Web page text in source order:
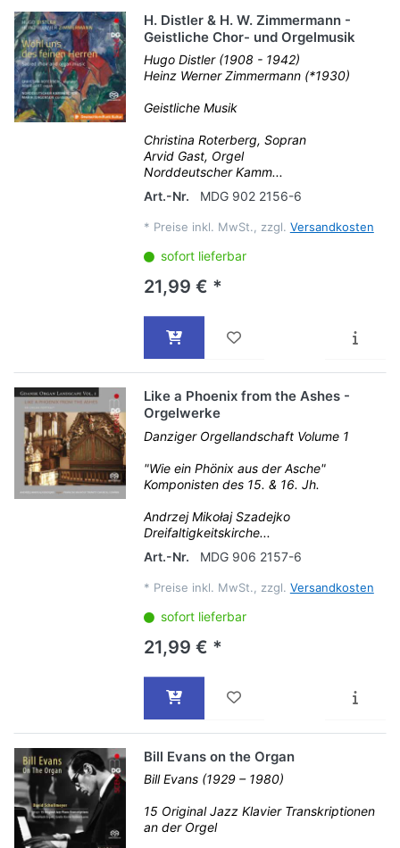
H. Distler & H. W. Zimmermann -
Geistliche Chor- und Orgelmusik
Hugo Distler (1908 - 1942)
Heinz Werner Zimmermann (*1930)
Geistliche Musik
Christina Roterberg, Sopran
Arvid Gast, Orgel
Norddeutscher Kamm...
Art.-Nr.
MDG 902 2156-6
* Preise inkl. MwSt., zzgl. Versandkosten
sofort lieferbar
21,99 € *
Like a Phoenix from the Ashes -
Orgelwerke
Danziger Orgellandschaft Volume 1
"Wie ein Phönix aus der Asche"
Komponisten des 15. & 16. Jh.
Andrzej Mikołaj Szadejko
Dreifaltigkeitskirche...
Art.-Nr.
MDG 906 2157-6
* Preise inkl. MwSt., zzgl. Versandkosten
sofort lieferbar
21,99 € *
Bill Evans on the Organ
Bill Evans (1929 – 1980)
15 Original Jazz Klavier Transkriptionen
an der Orgel